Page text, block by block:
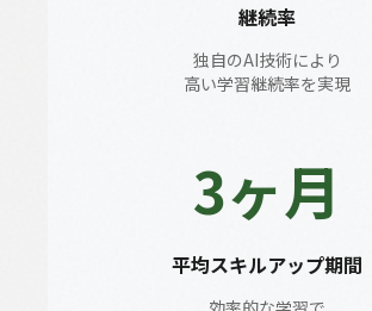
継続率
独自のAI技術により
高い学習継続率を実現
3ヶ月
平均スキルアップ期間